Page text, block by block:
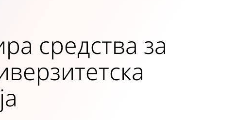
средства за